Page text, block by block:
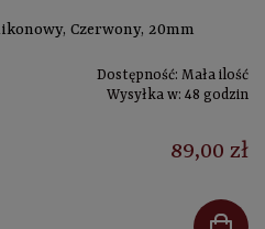
Czerwony, 20mm
Dostępność: Mała ilość
Wysyłka w: 48 godzin
89,00 zł